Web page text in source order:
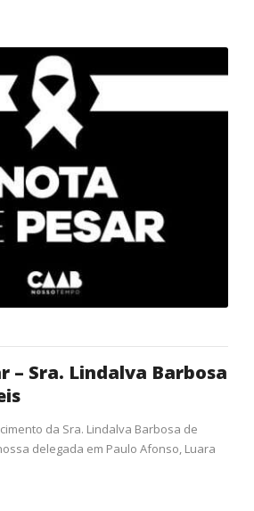
– Sra. Lindalva Barbosa
da Sra. Lindalva Barbosa de
delegada em Paulo Afonso, Luara